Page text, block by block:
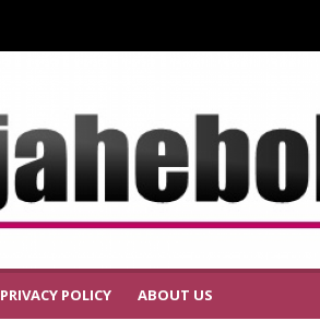
PRIVACY POLICY ABOUT US